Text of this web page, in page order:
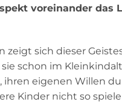
voreinander das
zeigt sich dieser
sie schon im
ihren eigenen Willen
Kinder nicht so